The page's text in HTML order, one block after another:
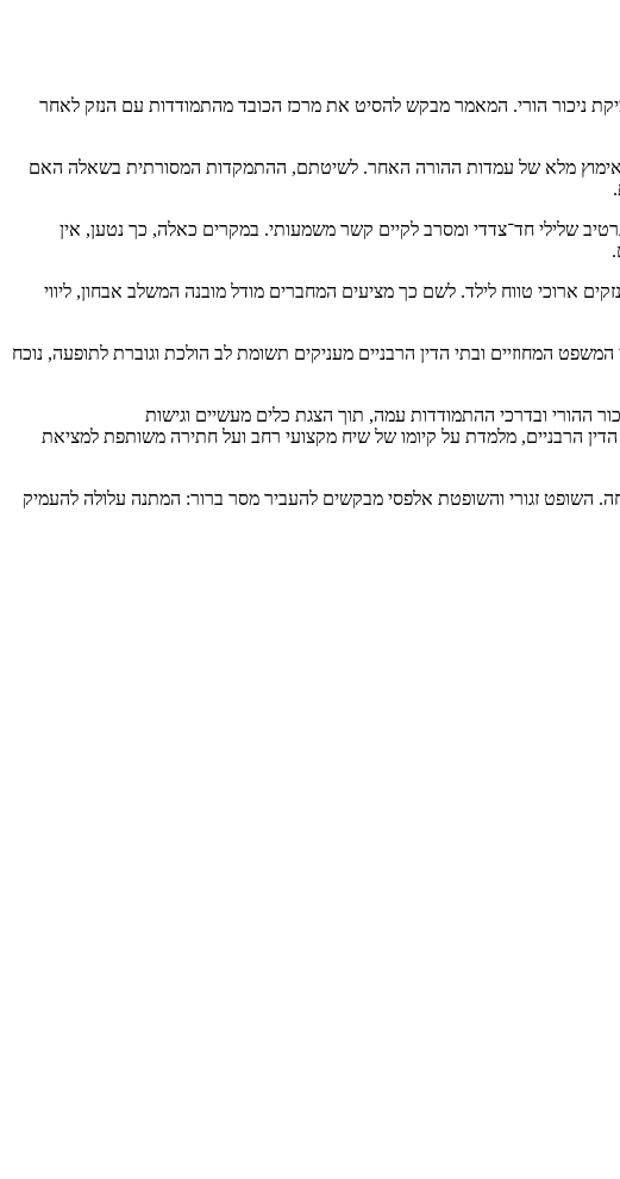
ניכור הורי. המאמר מבקש להסיט את מרכז הכובד מהתמודדות עם הנזק לאחר
אימוץ מלא של עמדות ההורה האחר. לשיטתם, ההתמקדות המסורתית בשאלה האם
שלילי חד־צדדי ומסרב לקיים קשר משמעותי. במקרים כאלה, כך נטען, אין
ארוכי טווח לילד. לשם כך מציעים המחברים מודל מובנה המשלב אבחון, ליווי
המחוזיים ובתי הדין הרבניים מעניקים תשומת לב הולכת וגוברת לתופעה, נוכח
ההורי ובדרכי ההתמודדות עמה, תוך הצגת כלים מעשיים וגישות
הרבניים, מלמדת על קיומו של שיח מקצועי רחב ועל חתירה משותפת למציאת
השופט זגורי והשופטת אלפסי מבקשים להעביר מסר ברור: המתנה עלולה להעמיק